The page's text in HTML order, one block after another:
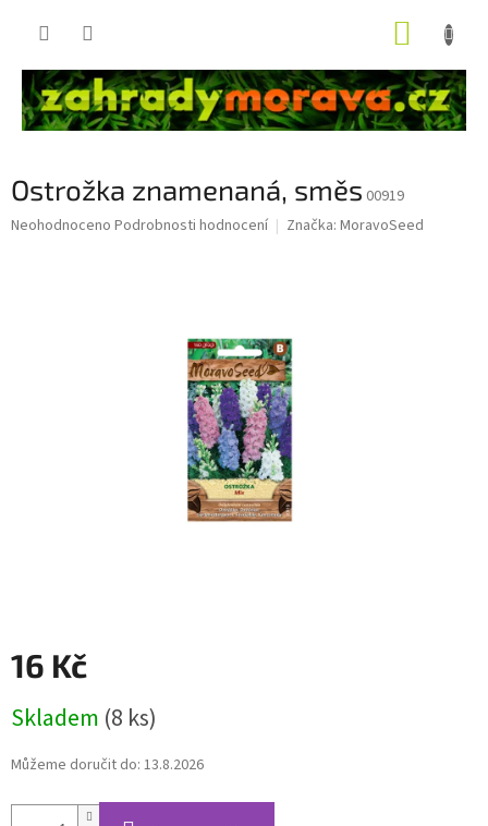
Ostrožka znamenaná, směs 00919
Průměrné
Neohodnoceno Podrobnosti hodnocení Značka: MoravoSeed
16 Kč
cena:
Skladem (8 ks)
Můžeme doručit do: 13.8.2026